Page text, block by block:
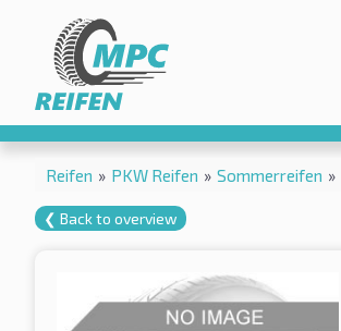
Reifen » PKW Reifen » Sommerreifen »
❮ Back to overview